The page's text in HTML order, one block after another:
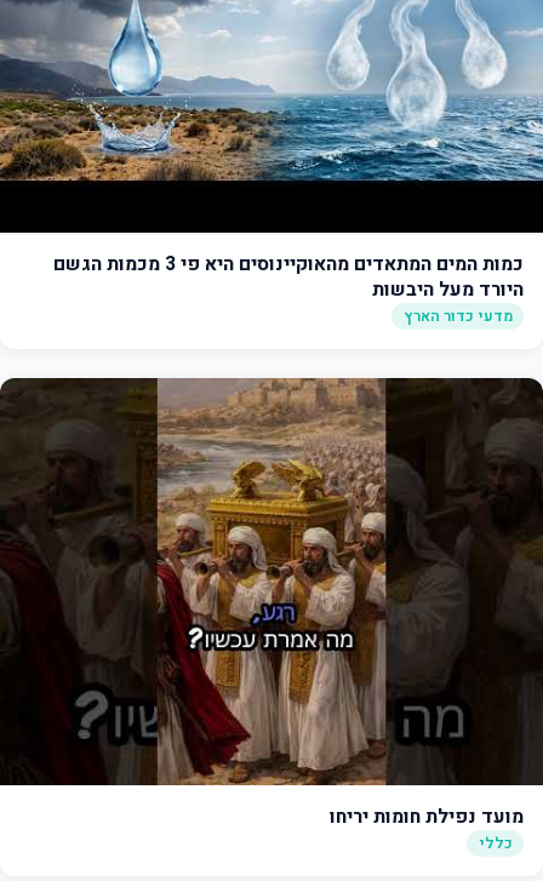
כמות המים המתאדים מהאוקיינוסים היא פי 3 מכמות הגשם
היורד מעל היבשות
מדעי כדור הארץ
מועד נפילת חומות יריחו
כללי